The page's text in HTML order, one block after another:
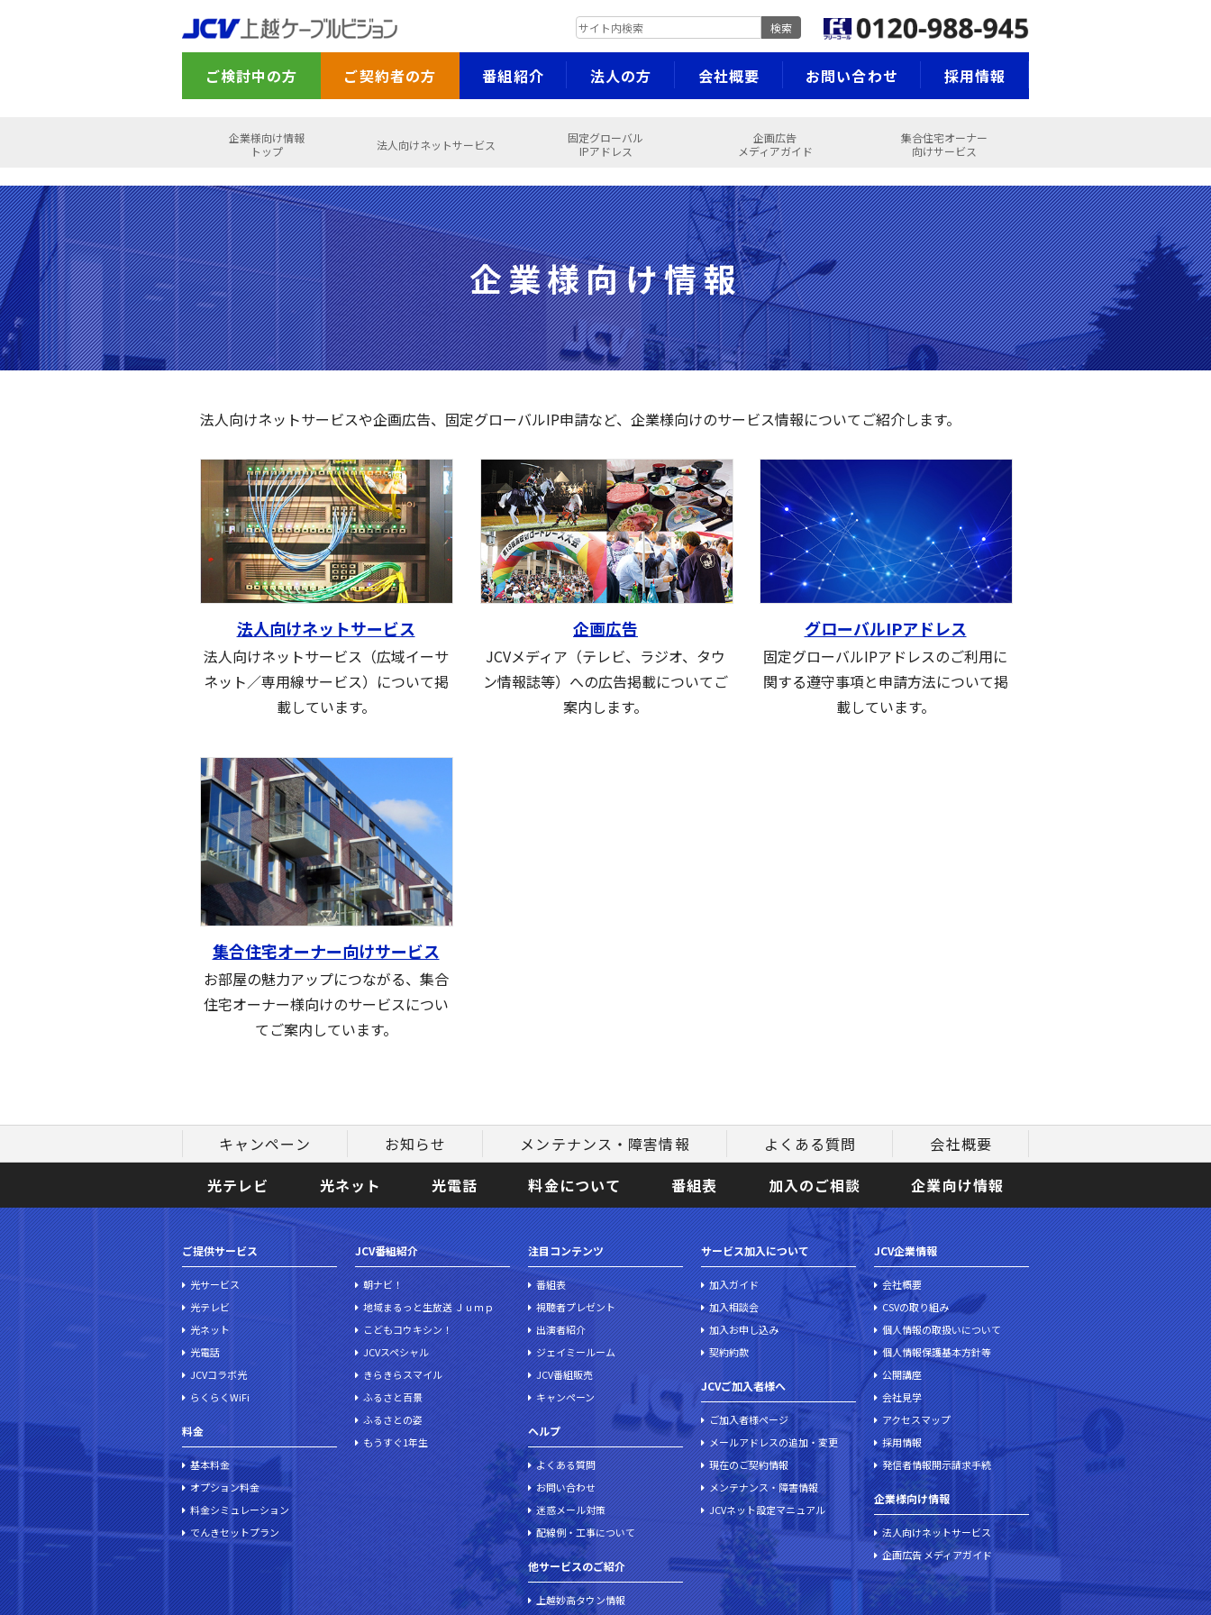
検索
ご検討中の方 ご契約者の方 番組紹介 法人の方 会社概要 お問い合わせ 採用情報
企業様向け情報
トップ
法人向けネットサービス
固定グローバル
IPアドレス
企画広告
メディアガイド
集合住宅オーナー
向けサービス
企業様向け情報
法人向けネットサービスや企画広告、固定グローバルIP申請など、企業様向けのサービス情報についてご紹介します。
法人向けネットサービス
法人向けネットサービス（広域イーサ
ネット／専用線サービス）について掲
載しています。
企画広告
JCVメディア（テレビ、ラジオ、タウ
ン情報誌等）への広告掲載についてご
案内します。
グローバルIPアドレス
固定グローバルIPアドレスのご利用に
関する遵守事項と申請方法について掲
載しています。
集合住宅オーナー向けサービス
お部屋の魅力アップにつながる、集合
住宅オーナー様向けのサービスについ
てご案内しています。
キャンペーン お知らせ メンテナンス・障害情報 よくある質問
会社概要
光テレビ
光ネット 光電話 料金について 番組表 加入のご相談 企業向け情報
ご提供サービス
光サービス
光テレビ
光ネット
光電話
JCVコラボ光
らくらくWiFi
料金
基本料金
オプション料金
料金シミュレーション
でんきセットプラン
JCV番組紹介
朝ナビ！
地域まるっと生放送 Ｊｕｍｐ
こどもコウキシン！
JCVスペシャル
きらきらスマイル
ふるさと百景
ふるさとの姿
もうすぐ1年生
注目コンテンツ
番組表
視聴者プレゼント
出演者紹介
ジェイミールーム
JCV番組販売
キャンペーン
ヘルプ
よくある質問
お問い合わせ
迷惑メール対策
配線例・工事について
他サービスのご紹介
上越妙高タウン情報
サービス加入について
加入ガイド
加入相談会
加入お申し込み
契約約款
JCVご加入者様へ
ご加入者様ページ
メールアドレスの追加・変更
現在のご契約情報
メンテナンス・障害情報
JCVネット設定マニュアル
JCV企業情報
会社概要
CSVの取り組み
個人情報の取扱いについて
個人情報保護基本方針等
公開講座
会社見学
アクセスマップ
採用情報
発信者情報開示請求手続
企業様向け情報
法人向けネットサービス
企画広告 メディアガイド